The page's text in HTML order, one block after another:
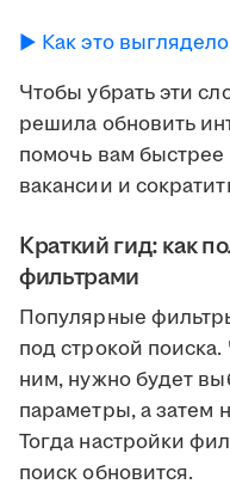
► Как это
Чтобы убрать эти
решила обновить
помочь вам
вакансии и
Краткий гид: как
фильтрами
Популярные
под строкой
ним, нужно будет
параметры, а затем
Тогда настройки
поиск обновится.